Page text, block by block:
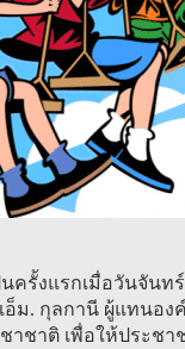
ครั้งแรกเมื่อวันจันท
ม. กุลกานี ผู้แทนอง
าชาติ เพื่อให้ประช